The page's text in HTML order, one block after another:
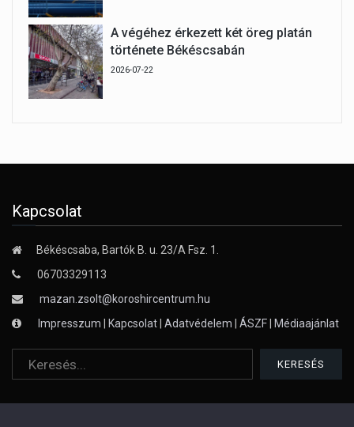
A végéhez érkezett két öreg platán
története Békéscsabán
2026-07-22
Kapcsolat
Békéscsaba, Bartók B. u. 23/A Fsz. 1.
06703329113
mazan.zsolt@koroshircentrum.hu
Impresszum
Kapcsolat Adatvédelem ÁSZF Médiaajánlat